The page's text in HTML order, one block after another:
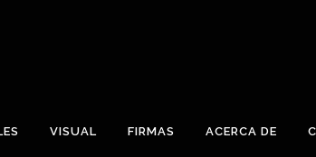
VISUAL FIRMAS ACERCA DE